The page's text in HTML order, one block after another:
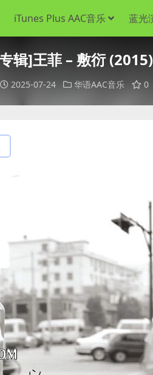
iTunes Plus AAC音乐 蓝光
辑]王菲 – 敷衍
2025-07-24 华语AAC音乐 0